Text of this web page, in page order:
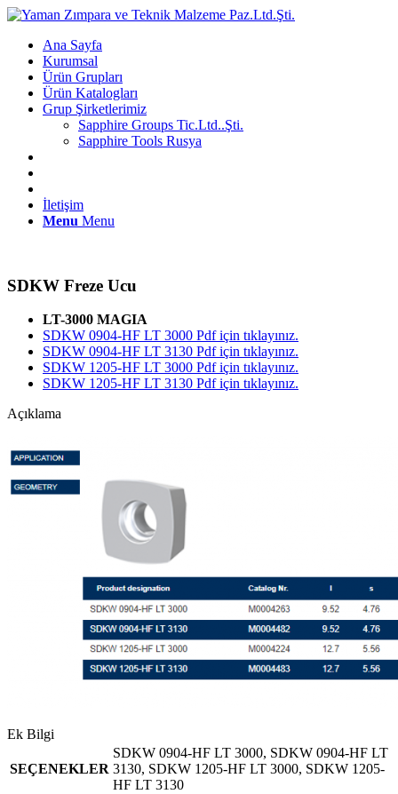
Ana Sayfa
Kurumsal
Ürün Grupları
Ürün Katalogları
Grup Şirketlerimiz
Sapphire Groups Tic.Ltd..Şti.
Sapphire Tools Rusya
İletişim
Menu Menu
SDKW Freze Ucu
LT-3000 MAGIA
SDKW 0904-HF LT 3000 Pdf için tıklayınız.
SDKW 0904-HF LT 3130 Pdf için tıklayınız.
SDKW 1205-HF LT 3000 Pdf için tıklayınız.
SDKW 1205-HF LT 3130 Pdf için tıklayınız.
Açıklama
Ek Bilgi
SEÇENEKLER
SDKW 0904-HF LT 3000, SDKW 0904-HF LT
3130, SDKW 1205-HF LT 3000, SDKW 1205-
HF LT 3130